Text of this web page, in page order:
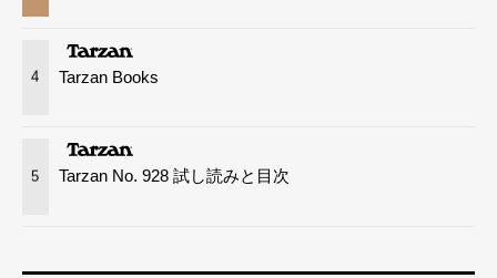
4 Tarzan Books
5 Tarzan No. 928 試し読みと目次